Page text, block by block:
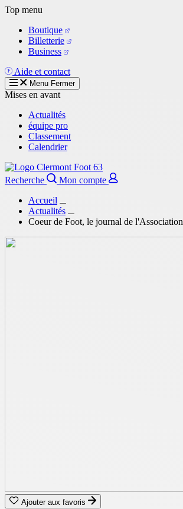
Aller
contenu
principal
Top menu
Boutique
Billetterie
Business
Aide et contact
Menu Fermer
Mises en avant
Actualités
équipe pro
Classement
Calendrier
Recherche
Mon compte
Accueil
Actualités
Coeur de Foot, le journal de l'Association
Ajouter aux favoris